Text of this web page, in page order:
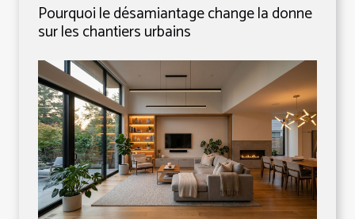
Pourquoi le désamiantage change la donne
sur les chantiers urbains